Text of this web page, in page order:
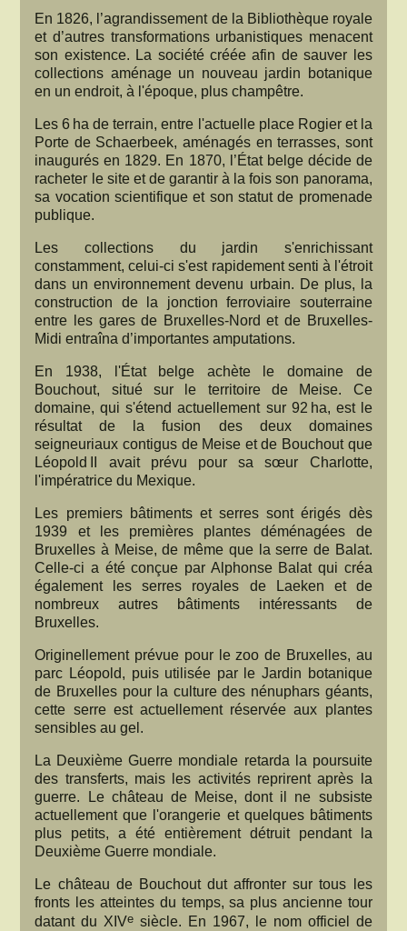
En 1826, l’agrandissement de la Bibliothèque royale
et d’autres transformations urbanistiques menacent
son existence. La société créée afin de sauver les
collections aménage un nouveau jardin botanique
en un endroit, à l'époque, plus champêtre.
Les 6 ha de terrain, entre l'actuelle place Rogier et la
Porte de Schaerbeek, aménagés en terrasses, sont
inaugurés en 1829. En 1870, l’État belge décide de
racheter le site et de garantir à la fois son panorama,
sa vocation scientifique et son statut de promenade
publique.
Les collections du jardin s'enrichissant
constamment, celui-ci s'est rapidement senti à l'étroit
dans un environnement devenu urbain. De plus, la
construction de la jonction ferroviaire souterraine
entre les gares de Bruxelles-Nord et de Bruxelles-
Midi entraîna d’importantes amputations.
En 1938, l'État belge achète le domaine de
Bouchout, situé sur le territoire de Meise. Ce
domaine, qui s'étend actuellement sur 92 ha, est le
résultat de la fusion des deux domaines
seigneuriaux contigus de Meise et de Bouchout que
Léopold II avait prévu pour sa sœur Charlotte,
l'impératrice du Mexique.
Les premiers bâtiments et serres sont érigés dès
1939 et les premières plantes déménagées de
Bruxelles à Meise, de même que la serre de Balat.
Celle-ci a été conçue par Alphonse Balat qui créa
également les serres royales de Laeken et de
nombreux autres bâtiments intéressants de
Bruxelles.
Originellement prévue pour le zoo de Bruxelles, au
parc Léopold, puis utilisée par le Jardin botanique
de Bruxelles pour la culture des nénuphars géants,
cette serre est actuellement réservée aux plantes
sensibles au gel.
La Deuxième Guerre mondiale retarda la poursuite
des transferts, mais les activités reprirent après la
guerre. Le château de Meise, dont il ne subsiste
actuellement que l'orangerie et quelques bâtiments
plus petits, a été entièrement détruit pendant la
Deuxième Guerre mondiale.
Le château de Bouchout dut affronter sur tous les
fronts les atteintes du temps, sa plus ancienne tour
datant du XIVe siècle. En 1967, le nom officiel de